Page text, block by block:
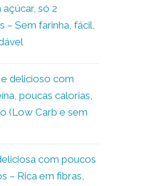
só 2
– Sem farinha, fácil,
delicioso com
poucas calorias,
(Low Carb e sem
com poucos
– Rica em fibras,